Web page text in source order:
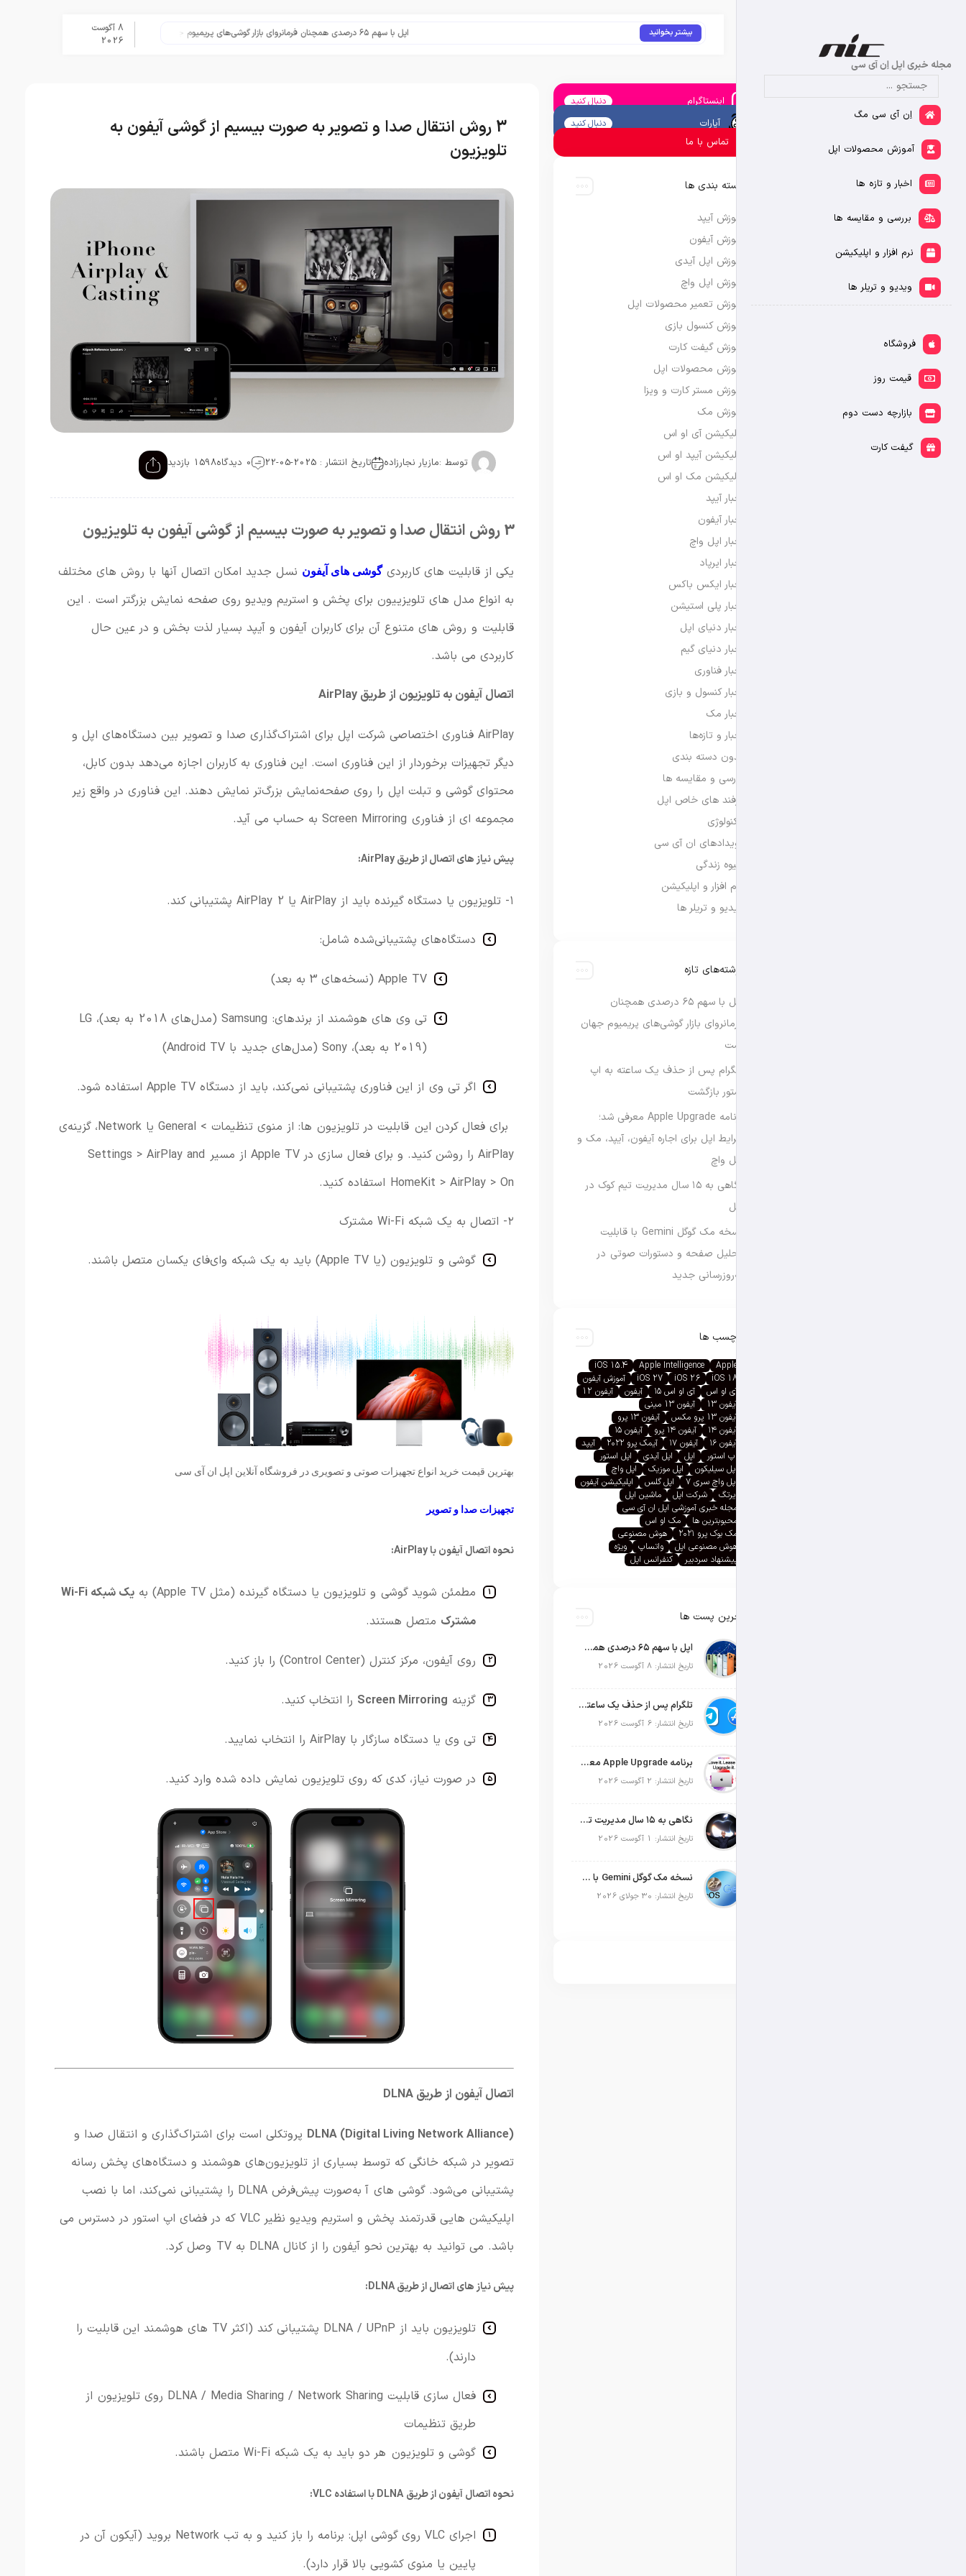
مجله خبری اپل اِن آی سی
اِن آی سی مگ
آموزش محصولات اپل
اخبار و تازه ها
بررسی و مقایسه ها
نرم افزار و اپلیکیشن
ویدیو و تریلر ها
فروشگاه
قیمت روز
بازارچه دست دوم
گیفت کارت
بیشتر بخوانید اپل با سهم ۶۵ درصدی همچنان فرمانروای بازار گوشی‌های پریمیوم جهان است تلگرام پس از حذف یک ساعته به اپ استور
8 آگوست
2026
3 روش انتقال صدا و تصویر به صورت بیسیم از گوشی آیفون به
تلویزیون
توسط :مازیار نجارزاده تاریخ انتشار : 2025-05-22 0 دیدگاه 1598 بازدید
3 روش انتقال صدا و تصویر به صورت بیسیم از گوشی آیفون به تلویزیون
یکی از قابلیت های کاربردیگوشی های آیفون نسل جدید امکان اتصال‌ آنها با روش های مختلف
به انواع مدل های تلویزییون برای پخش و استریم ویدیو روی صفحه نمایش بزرگتر است . این
قابلیت و روش های متنوع آن برای کاربران آیفون و آیپد بسیار لذت بخش و در عین حال
کاربردی می باشد.
اتصال آیفون به تلویزیون از طریق AirPlay
AirPlay فناوری اختصاصی شرکت اپل برای اشتراک‌گذاری صدا و تصویر بین دستگاه‌های اپل و
دیگر تجهیزات برخوردار از این فناوری است. این فناوری به کاربران اجازه می‌دهد بدون کابل،
محتوای گوشی و تبلت اپل را روی صفحه‌نمایش بزرگ‌تر نمایش دهند. این فناوری در واقع زیر
مجموعه ای از فناوری Screen Mirroring به حساب می آید.
پیش نیاز های اتصال از طریق AirPlay:
۱- تلویزیون یا دستگاه گیرنده باید از AirPlay یا AirPlay 2 پشتیبانی کند.
دستگاه‌های پشتیبانی‌شده شامل:
Apple TV ( نسخه‌های 3 به بعد)
تی وی های هوشمند از برندهای: Samsung ( مدل‌های 2018 به بعد)، LG
(
2019 به بعد)، Sony ( مدل‌های جدید با Android TV)
اگر تی وی از این فناوری پشتیبانی نمی‌کند، باید از دستگاه Apple TV استفاده شود.
برای فعال کردن این قابلیت در تلویزیون ها: از منوی تنظیمات > General یا Network، گزینه‌ی
AirPlay را روشن کنید.
و برای فعال سازی در Apple TV از مسیر Settings > AirPlay and
HomeKit > AirPlay > On استفاده کنید.
۲- اتصال به یک شبکه Wi-Fi مشترک
گوشی و تلویزیون (یا Apple TV) باید به یک شبکه وای‌فای یکسان متصل باشند.
بهترین قیمت خرید انواع تجهیزات صوتی و تصویری در فروشگاه آنلاین اپل ان آی سی
تجهیزات صدا و تصویر
نحوه اتصال آیفون با AirPlay:
مطمئن شوید گوشی و تلویزیون یا دستگاه گیرنده (مثل Apple TV) به یک شبکه Wi-Fi
مشترک متصل هستند.
روی آیفون، مرکز کنترل ( ControlCenter) را باز کنید.
گزینه Screen Mirroring را انتخاب کنید.
تی وی یا دستگاه سازگار با AirPlay را انتخاب نمایید.
در صورت نیاز، کدی که روی تلویزیون نمایش داده شده وارد کنید.
اتصال آیفون از طریق DLNA
DLNA (Digital Living NetworkAlliance) پروتکلی است برای اشتراک‌گذاری و انتقال صدا و
تصویر در شبکه خانگی که توسط بسیاری از تلویزیون‌های هوشمند و دستگاه‌های پخش رسانه
پشتیبانی می‌شود. گوشی های آ به‌صورت پیش‌فرض DLNA را پشتیبانی نمی‌کند، اما با نصب
اپلیکیشن هایی قدرتمند پخش و استریم ویدیو نظیر VLC که در فضای اپ استور در دسترس می
باشد. می توانید به بهترین نحو آیفون را از کانال DLNA به TV وصل کرد.
پیش نیاز های اتصال از طریق DLNA:
تلویزیون باید از DLNA /UPnP پشتیبانی کند (اکثر TV های هوشمند این قابلیت را
دارند).
فعال سازی قابلیت DLNA / MediaSharing / NetworkSharing
روی تلویزیون از
طریق تنظیمات
گوشی و تلویزیون هر دو باید به یک شبکه Wi-Fi متصل باشند.
نحوه اتصال آیفون از طریق DLNA با استفاده VLC:
اجرای VLC روی گوشی اپل: برنامه را باز کنید و به تب Network بروید (آیکون آن در
پایین یا منوی کشویی بالا قرار دارد).
اینستاگرام دنبال کنید
آپارات دنبال کنید
تماس با ما
دسته بندی ها
آموزش آیپد
آموزش آیفون
آموزش اپل آیدی
آموزش اپل واچ
آموزش تعمیر محصولات اپل
آموزش کنسول بازی
آموزش گیفت کارت
آموزش محصولات اپل
آموزش مستر کارت و ویزا
آموزش مک
اپلیکیشن آی او اس
اپلیکیشن آیپد او اس
اپلیکیشن مک او اس
اخبار آیپد
اخبار آیفون
اخبار اپل واچ
اخبار ایرپاد
اخبار ایکس باکس
اخبار پلی استیشن
اخبار دنیای اپل
اخبار دنیای گیم
اخبار فناوری
اخبار کنسول و بازی
اخبار مک
اخبار و تازه‌ها
بدون دسته بندی
بررسی و مقایسه ها
ترفند های خاص اپل
تکنولوژی
رویدادهای ان آی سی
شیوه زندگی
نرم افزار و اپلیکیشن
ویدیو و تریلر ها
نوشته‌های تازه
اپل با سهم ۶۵ درصدی همچنان
فرمانروای بازار گوشی‌های پریمیوم جهان
است
تلگرام پس از حذف یک ساعته به اپ
استور بازگشت
برنامه Apple Upgrade معرفی شد؛
شرایط اپل برای اجاره آیفون، آیپد، مک و
اپل واچ
نگاهی به ۱۵ سال مدیریت تیم کوک در
اپل
نسخه مک گوگل Gemini با قابلیت
تحلیل صفحه و دستورات صوتی در
به‌روزرسانی جدید
برچسب ها
Apple
Apple Intelligence
iOS 15.4
iOS 18
iOS 26
iOS 27
آموزش آیفون
آی او اس
آی او اس ۱۵ آیفون
آیفون 12
آیفون 13
آیفون 13 مینی
آیفون 13 پرو مکس
آیفون ۱۳ پرو
آیفون ۱۴
آیفون ۱۴ پرو
آیفون ۱۵
آیفون ۱۶
آیفون ۱۷ آیمک پرو ۲۰۲۲
آیپد
اپ استور
اپل اپل آیدی
اپل استور
اپل سیلیکون
اپل موزیک
اپل واچ
اپل واچ سری ۷
اپل گلس
اپلیکیشن آیفون
ایرتگ
شرکت اپل
ماشین اپل
مجله خبری آموزشی اپل ان آی سی
محبوبترین ها
مک او اس
مک بوک پرو ۲۰۲۱
هوش مصنوعی
هوش مصنوعی اپل
واتساپ
ویژه
پیشنهاد سردبیر
کنفرانس اپل
آخرین پست ها
اپل با سهم ۶۵ درصدی همچنان فرمانروای بازار گوشی‌های پریمیوم جهان است
تاریخ انتشار: 8 آگوست 2026
تلگرام پس از حذف یک ساعته به اپ استور بازگشت
تاریخ انتشار: 6 آگوست 2026
برنامه Apple Upgrade معرفی شد؛ شرایط اپل برای اجاره آیفون، آیپد، مک و اپل واچ
تاریخ انتشار: 2 آگوست 2026
نگاهی به ۱۵ سال مدیریت تیم کوک در اپل
تاریخ انتشار: 1 آگوست 2026
نسخه مک گوگل Gemini با قابلیت تحلیل صفحه و دستورات صوتی در به‌روزرسانی جدید
تاریخ انتشار: 30 جولای 2026